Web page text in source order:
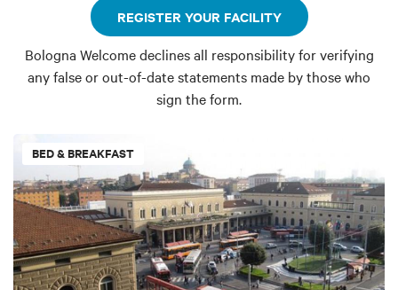
REGISTER YOUR FACILITY
Bologna Welcome declines all responsibility for verifying
any false or out-of-date statements made by those who
sign the form.
BED & BREAKFAST